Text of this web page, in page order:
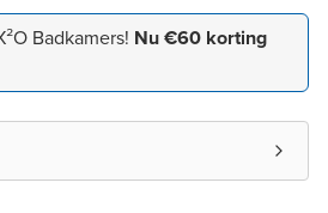
Badkamers! Nu €60 korting